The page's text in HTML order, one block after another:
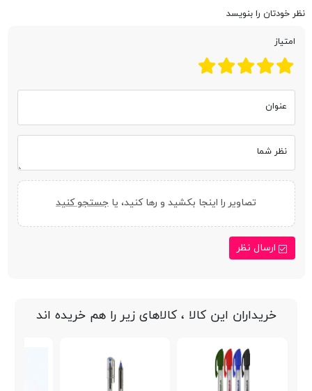
نظر خودتان را بنویسد
امتیاز
عنوان
نظر شما
تصاویر را اینجا بکشید و رها کنید، یا جستجو کنید
ارسال نظر
خریداران این کالا ، کالاهای زیر را هم خریده اند